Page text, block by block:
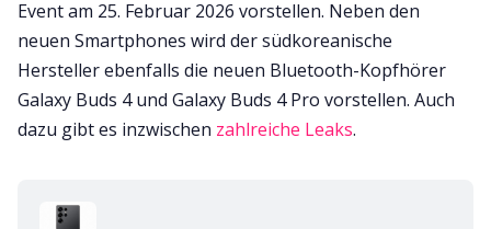
Event am 25. Februar 2026 vorstellen. Neben den
neuen Smartphones wird der südkoreanische
Hersteller ebenfalls die neuen Bluetooth-Kopfhörer
Galaxy Buds 4 und Galaxy Buds 4 Pro vorstellen. Auch
dazu gibt es inzwischen zahlreiche Leaks.